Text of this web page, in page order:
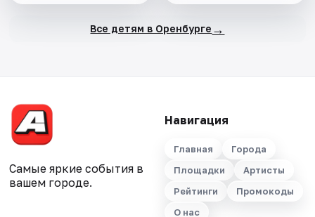
Все детям в Оренбурге →
Самые яркие события в
вашем городе.
Навигация
Главная
Города
Площадки
Артисты
Рейтинги
Промокоды
О нас